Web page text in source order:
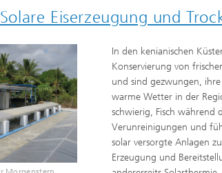
Eiserzeugung und
In den kenianischen
Konservierung von
und sind gezwungen,
warme Wetter in der
schwierig, Fisch während
Verunreinigungen und
solar versorgte Anlagen
Erzeugung und